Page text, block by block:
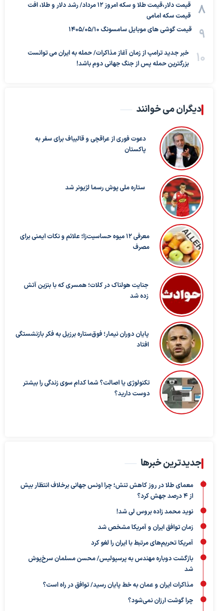
قیمت دلار،قیمت طلا و سکه امروز ۱۲ مرداد/ رشد دلار و طلا، افت
قیمت سکه امامی
قیمت گوشی های موبایل سامسونگ 1405/05/10
خبر جدید ترامپ از زمان آغاز مذاکرات/ حمله به ایران می توانست
بزرگترین حمله پس از جنگ جهانی دوم باشد!
دیگران می خوانند
دعوت فوری از عراقچی و قالیباف برای سفر به
پاکستان
ستاره ملی پوش رسما لژیونر شد
معرفی ۱۲ میوه حساسیت‌زا؛ علائم و نکات ایمنی برای
مصرف
جنایت هولناک در کلات؛ همسری که با بنزین آتش
زده شد
پایان دوران نیمار؛ فوق‌ستاره برزیل به فکر بازنشستگی
افتاد
تکنولوژی یا اصالت؟ شما کدام سوی زندگی را بیشتر
دوست دارید؟
جدیدترین خبرها
معمای طلا در روز کاهش تنش؛ چرا اونس جهانی برخلاف انتظار بیش
از ۴ درصد جهش کرد؟
نوید محمد زاده بروس لی شد!
زمان توافق ایران و آمریکا مشخص شد
آمریکا تحریم‌های مرتبط با ایران را لغو کرد
بازگشت دوباره مهندس به پرسپولیس/ محسن مسلمان سرخ‌پوش
شد
مذاکرات ایران و عمان به خط پایان رسید/ توافق در راه است؟
چرا گوشت ارزان نمی‌شود؟